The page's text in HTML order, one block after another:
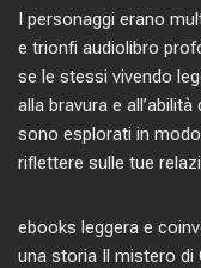
I personaggi erano
e trionfi audiolibro
se le stessi vivendo
alla bravura e
sono esplorati in
riflettere sulle tue
ebooks leggera e
una storia Il mistero di